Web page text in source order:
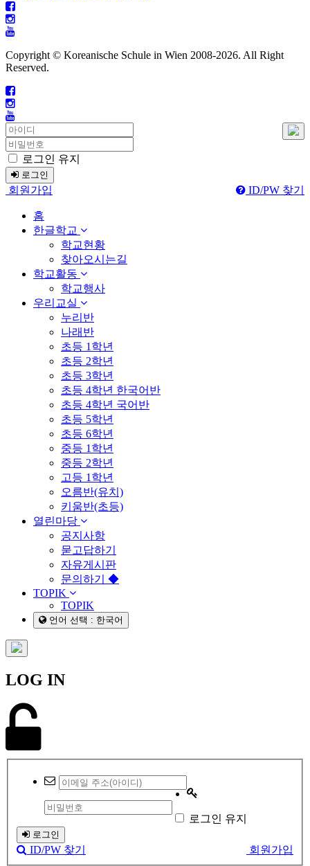
Copyright © Koreanische Schule in Wien 2008-2026. All Right
Reserved.
로그인 유지
로그인
회원가입 ID/PW 찾기
홈
한글학교
학교현황
찾아오시는길
학교활동
학교행사
우리교실
누리반
나래반
초등 1학년
초등 2학년
초등 3학년
초등 4학년 한국어반
초등 4학년 국어반
초등 5학년
초등 6학년
중등 1학년
중등 2학년
고등 1학년
오름반(유치)
키움반(초등)
열린마당
공지사항
묻고답하기
자유게시판
문의하기 ◆
TOPIK
TOPIK
언어 선택 : 한국어
LOG IN
로그인 유지
로그인
회원가입
ID/PW 찾기